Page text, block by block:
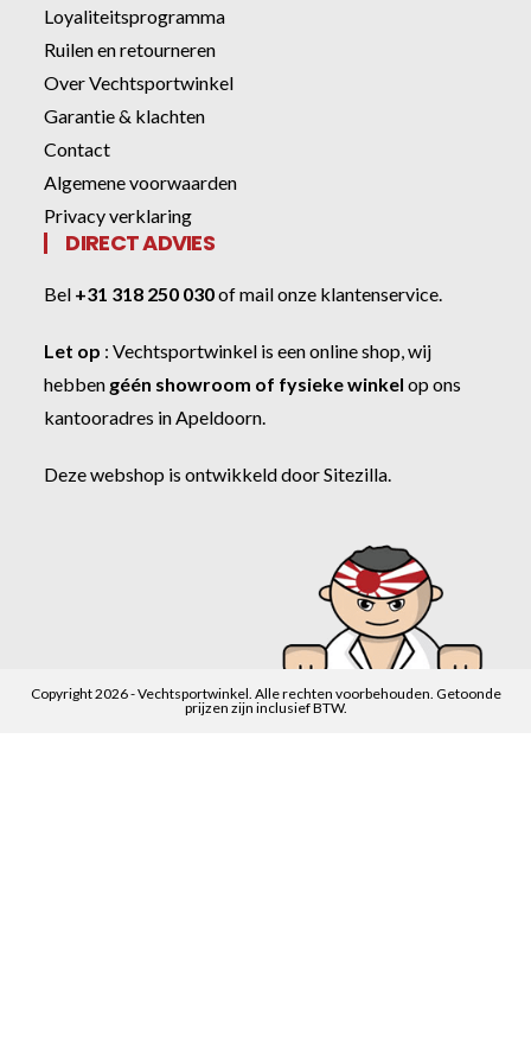
Loyaliteitsprogramma
Ruilen en retourneren
Over Vechtsportwinkel
Garantie & klachten
Contact
Algemene voorwaarden
Privacy verklaring
DIRECT ADVIES
Bel +31 318 250 030ofmail onze klantenservice.
Let op :Vechtsportwinkel is een online shop, wij
hebben géén showroom of fysieke winkel op ons
kantooradres in Apeldoorn.
Deze webshop is ontwikkeld doorSitezilla.
Copyright 2026 - Vechtsportwinkel. Alle rechten voorbehouden. Getoonde
prijzen zijn inclusief BTW.